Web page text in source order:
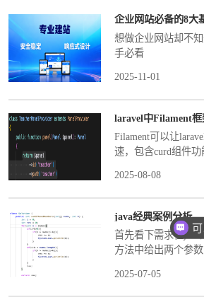
企业网站必备的8大
想做企业网站却不
手必看
2025-11-01
laravel中Filament
Filament可以让
速，包含curd组件功
日期选择、富文本编
Select、关系选择等
2025-08-08
java经典案例分析
首先看下需求在java
方法中给出两个参
测试用例是
于nums中i+k和i-k的
2025-07-05